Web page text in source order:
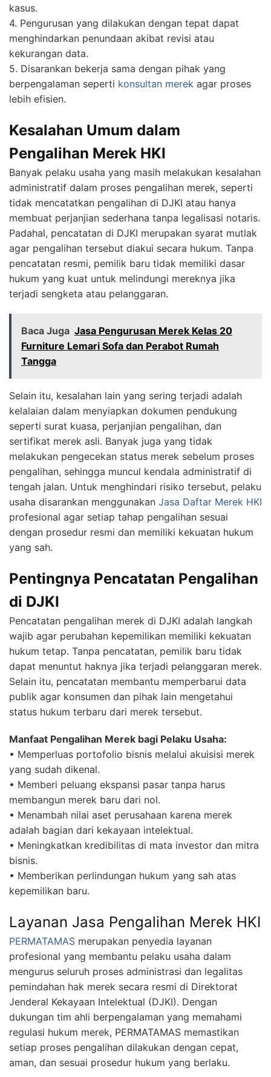
kasus.
4. Pengurusan yang dilakukan dengan tepat dapat
menghindarkan penundaan akibat revisi atau
kekurangan data.
5. Disarankan bekerja sama dengan pihak yang
berpengalaman seperti konsultan merek agar proses
lebih efisien.
Kesalahan Umum dalam
Pengalihan Merek HKI
Banyak pelaku usaha yang masih melakukan kesalahan
administratif dalam proses pengalihan merek, seperti
tidak mencatatkan pengalihan di DJKI atau hanya
membuat perjanjian sederhana tanpa legalisasi notaris.
Padahal, pencatatan di DJKI merupakan syarat mutlak
agar pengalihan tersebut diakui secara hukum. Tanpa
pencatatan resmi, pemilik baru tidak memiliki dasar
hukum yang kuat untuk melindungi mereknya jika
terjadi sengketa atau pelanggaran.
Baca Juga Jasa Pengurusan Merek Kelas 20
Furniture Lemari Sofa dan Perabot Rumah
Tangga
Selain itu, kesalahan lain yang sering terjadi adalah
kelalaian dalam menyiapkan dokumen pendukung
seperti surat kuasa, perjanjian pengalihan, dan
sertifikat merek asli. Banyak juga yang tidak
melakukan pengecekan status merek sebelum proses
pengalihan, sehingga muncul kendala administratif di
tengah jalan. Untuk menghindari risiko tersebut, pelaku
usaha disarankan menggunakan Jasa Daftar Merek HKI
profesional agar setiap tahap pengalihan sesuai
dengan prosedur resmi dan memiliki kekuatan hukum
yang sah.
Pentingnya Pencatatan Pengalihan
di DJKI
Pencatatan pengalihan merek di DJKI adalah langkah
wajib agar perubahan kepemilikan memiliki kekuatan
hukum tetap. Tanpa pencatatan, pemilik baru tidak
dapat menuntut haknya jika terjadi pelanggaran merek.
Selain itu, pencatatan membantu memperbarui data
publik agar konsumen dan pihak lain mengetahui
status hukum terbaru dari merek tersebut.
Manfaat Pengalihan Merek bagi Pelaku Usaha:
• Memperluas portofolio bisnis melalui akuisisi merek
yang sudah dikenal.
• Memberi peluang ekspansi pasar tanpa harus
membangun merek baru dari nol.
• Menambah nilai aset perusahaan karena merek
adalah bagian dari kekayaan intelektual.
• Meningkatkan kredibilitas di mata investor dan mitra
bisnis.
• Memberikan perlindungan hukum yang sah atas
kepemilikan baru.
Layanan Jasa Pengalihan Merek HKI
PERMATAMAS merupakan penyedia layanan
profesional yang membantu pelaku usaha dalam
mengurus seluruh proses administrasi dan legalitas
pemindahan hak merek secara resmi di Direktorat
Jenderal Kekayaan Intelektual (DJKI). Dengan
dukungan tim ahli berpengalaman yang memahami
regulasi hukum merek, PERMATAMAS memastikan
setiap proses pengalihan dilakukan dengan cepat,
aman, dan sesuai prosedur hukum yang berlaku.